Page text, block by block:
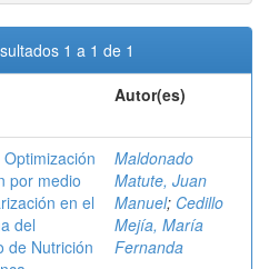
1 a 1 de 1
Autor(es)
por medio
en el
del
de Nutrición
Maldonado
Matute, Juan
Manuel; Cedillo
Mejía, María
Fernanda